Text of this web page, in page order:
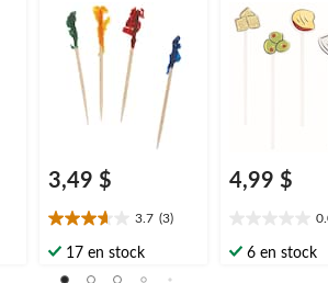
3,49 $
3.7 (3)
3.7
étoile(s)
17 en stock
pour
barbecue/
4,99 $
étoile(s)
6 en stock